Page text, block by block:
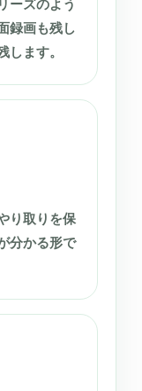
ーズのよう
録画も残し
します。
り取りを保
分かる形で